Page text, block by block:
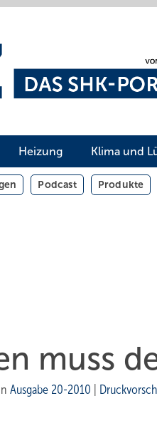
Heizung Klima und
Podcast Produkte
muss
Ausgabe 20-2010